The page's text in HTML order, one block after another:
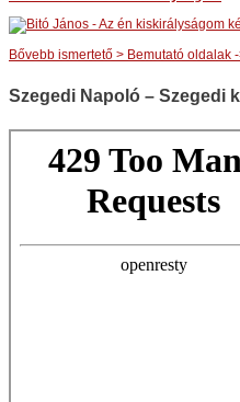
Bővebb ismertető > Bemutató oldalak
Szegedi Napoló – Szegedi